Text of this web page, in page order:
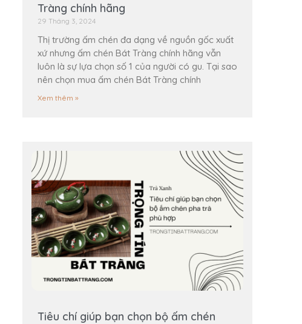
Tràng chính hãng
29 Tháng 3, 2024
Thị trường ấm chén đa dạng về nguồn gốc xuất
xứ nhưng ấm chén Bát Tràng chính hãng vẫn
luôn là sự lựa chọn số 1 của người có gu. Tại sao
nên chọn mua ấm chén Bát Tràng chính
Xem thêm »
Tiêu chí giúp bạn chọn bộ ấm chén